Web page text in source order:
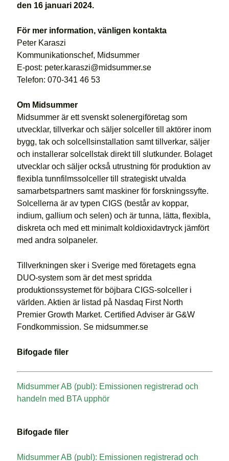
den 16 januari 2024.
För mer information, vänligen kontakta
Peter Karaszi
Kommunikationschef, Midsummer
E-post: peter.karaszi@midsummer.se
Telefon: 070-341 46 53
Om Midsummer
Midsummer är ett svenskt solenergiföretag som
utvecklar, tillverkar och säljer solceller till aktörer inom
bygg, tak och solcellsinstallation samt tillverkar, säljer
och installerar solcellstak direkt till slutkunder. Bolaget
utvecklar och säljer också utrustning för produktion av
flexibla tunnfilmssolceller till strategiskt utvalda
samarbetspartners samt maskiner för forskningssyfte.
Solcellerna är av typen CIGS (består av koppar,
indium, gallium och selen) och är tunna, lätta, flexibla,
diskreta och med ett minimalt koldioxidavtryck jämfört
med andra solpaneler.
Tillverkningen sker i Sverige med företagets egna
DUO-system som är det mest spridda
produktionssystemet för böjbara CIGS-solceller i
världen. Aktien är listad på Nasdaq First North
Premier Growth Market. Certified Adviser är G&W
Fondkommission. Se midsummer.se
Bifogade filer
Midsummer AB (publ): Emissionen registrerad och
handeln med BTA upphör
Bifogade filer
Midsummer AB (publ): Emissionen registrerad och